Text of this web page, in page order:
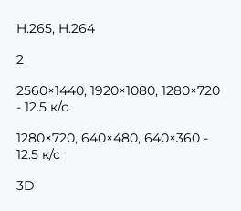
H.265, H.264
2
2560×1440, 1920×1080, 1280×720
- 12.5 к/с
1280×720, 640×480, 640×360 -
12.5 к/с
3D